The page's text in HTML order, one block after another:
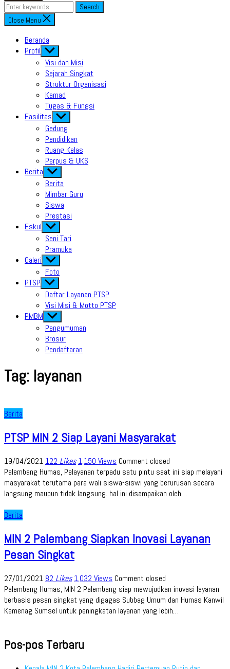
Search
Close Menu
Beranda
Profil Show
sub
menu
Visi dan Misi
Sejarah Singkat
Struktur Organisasi
Kamad
Tugas & Fungsi
Fasilitas Show
sub
menu
Gedung
Pendidikan
Ruang Kelas
Perpus & UKS
Berita Show
sub
menu
Berita
Mimbar Guru
Siswa
Prestasi
Eskul Show
sub
menu
Seni Tari
Pramuka
Galeri Show
sub
menu
Foto
PTSP Show
sub
menu
Daftar Layanan PTSP
Visi Misi & Motto PTSP
PMBM Show
sub
menu
Pengumuman
Brosur
Pendaftaran
Tag: layanan
Berita
PTSP MIN 2 Siap Layani Masyarakat
19/04/2021 122 Likes 1,150 Views Comment closed
Palembang Humas, Pelayanan terpadu satu pintu saat ini siap melayani
masyarakat terutama para wali siswa-siswi yang berurusan secara
langsung maupun tidak langsung. hal ini disampaikan oleh…
Berita
MIN 2 Palembang Siapkan Inovasi Layanan
Pesan Singkat
27/01/2021 82 Likes 1,032 Views Comment closed
Palembang Humas, MIN 2 Palembang siap mewujudkan inovasi layanan
berbasis pesan singkat yang digagas Subbag Umum dan Humas Kanwil
Kemenag Sumsel untuk peningkatan layanan yang lebih…
Pos-pos Terbaru